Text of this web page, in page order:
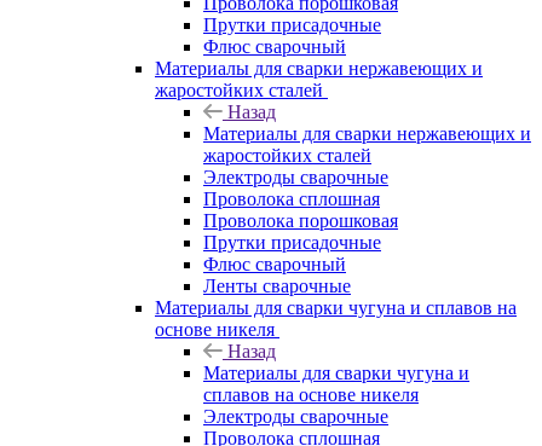
Прутки присадочные
Флюс сварочный
Материалы для сварки нержавеющих и
жаростойких сталей
Назад
Материалы для сварки нержавеющих и
жаростойких сталей
Электроды сварочные
Проволока сплошная
Проволока порошковая
Прутки присадочные
Флюс сварочный
Ленты сварочные
Материалы для сварки чугуна и сплавов на
основе никеля
Назад
Материалы для сварки чугуна и
сплавов на основе никеля
Электроды сварочные
Проволока сплошная